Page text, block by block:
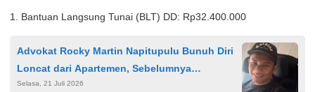
1. Bantuan Langsung Tunai (BLT) DD: Rp32.400.000
Advokat Rocky Martin Napitupulu Bunuh Diri
Loncat dari Apartemen, Sebelumnya
Dipolisikan Hotman
Selasa, 21 Juli 2026